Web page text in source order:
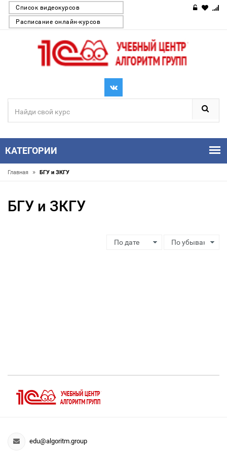
Список видеокурсов
Расписание онлайн-курсов
КАТЕГОРИИ
Главная » БГУ и ЗКГУ
БГУ и ЗКГУ
edu@algoritm.group